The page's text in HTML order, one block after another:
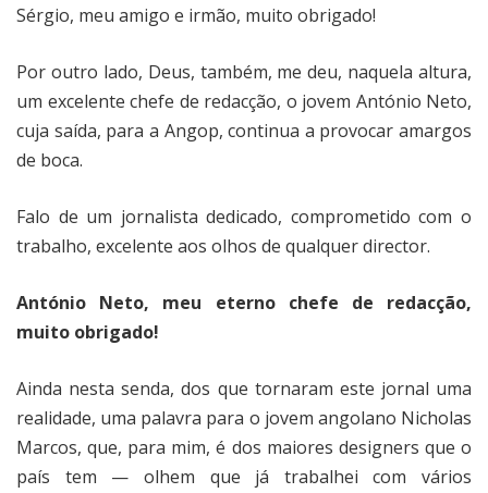
Sérgio, meu amigo e irmão, muito obrigado!
Por outro lado, Deus, também, me deu, naquela altura,
um excelente chefe de redacção, o jovem António Neto,
cuja saída, para a Angop, continua a provocar amargos
de boca.
Falo de um jornalista dedicado, comprometido com o
trabalho, excelente aos olhos de qualquer director.
António Neto, meu eterno chefe de redacção,
muito obrigado!
Ainda nesta senda, dos que tornaram este jornal uma
realidade, uma palavra para o jovem angolano Nicholas
Marcos, que, para mim, é dos maiores designers que o
país tem — olhem que já trabalhei com vários